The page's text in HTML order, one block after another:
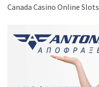
Canada Casino Online Slots